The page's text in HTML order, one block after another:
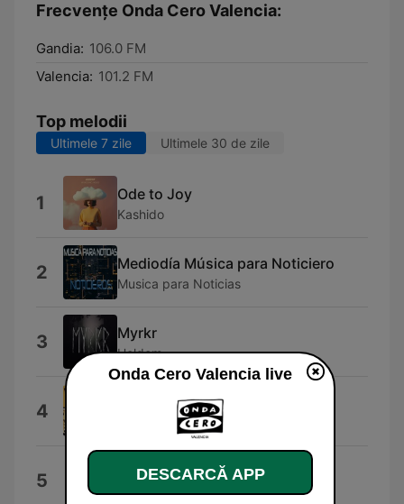
Frecvențe Onda Cero Valencia:
Gandia: 106.0 FM
Valencia: 101.2 FM
Top melodii
Ultimele 7 zile Ultimele 30 de zile
1 Ode to Joy
Kashido
2 Mediodía Música para Noticiero
Musica para Noticias
3 Myrkr
Heldom
4 Marc Antoine
5 Whimsical Tango
Tunetank
Onda Cero Valencia live
DESCARCĂ APP